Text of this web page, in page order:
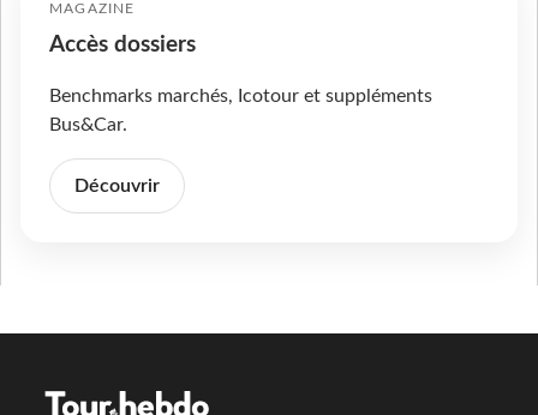
MAGAZINE
Accès dossiers
Benchmarks marchés, Icotour et suppléments
Bus&Car.
Découvrir